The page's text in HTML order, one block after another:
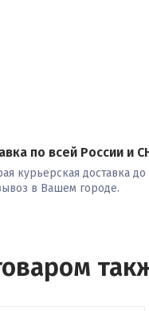
по всей России и
курьерская доставка
в Вашем городе.